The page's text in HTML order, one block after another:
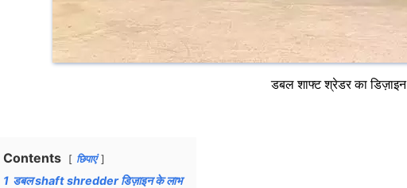
डबल शाफ्ट श्रेडर का डिज़ाइन
Contents छिपाएं
1 डबल shaft shredder डिज़ाइन के लाभ